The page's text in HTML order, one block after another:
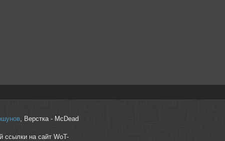
, Верстка - McDead
ссылки на сайт WoT-